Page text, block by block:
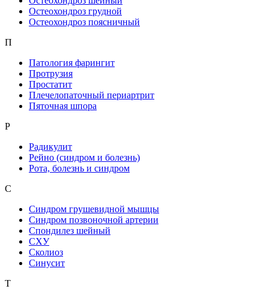
Остеохондроз грудной
Остеохондроз поясничный
П
Патология фарингит
Протрузия
Простатит
Плечелопаточный периартрит
Пяточная шпора
Р
Радикулит
Рейно (синдром и болезнь)
Рота, болезнь и синдром
С
Синдром грушевидной мышцы
Синдром позвоночной артерии
Спондилез шейный
СХУ
Сколиоз
Синусит
Т